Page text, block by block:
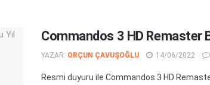
Commandos 3 HD Remaster
YAZAR: ORÇUN ÇAVUŞOĞLU 14/06/2022
Resmi duyuru ile Commandos 3 HD